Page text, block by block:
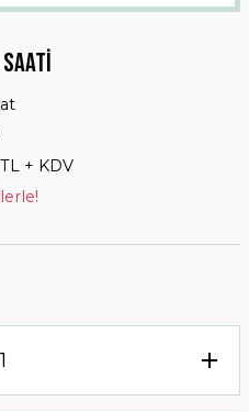
+ KDV